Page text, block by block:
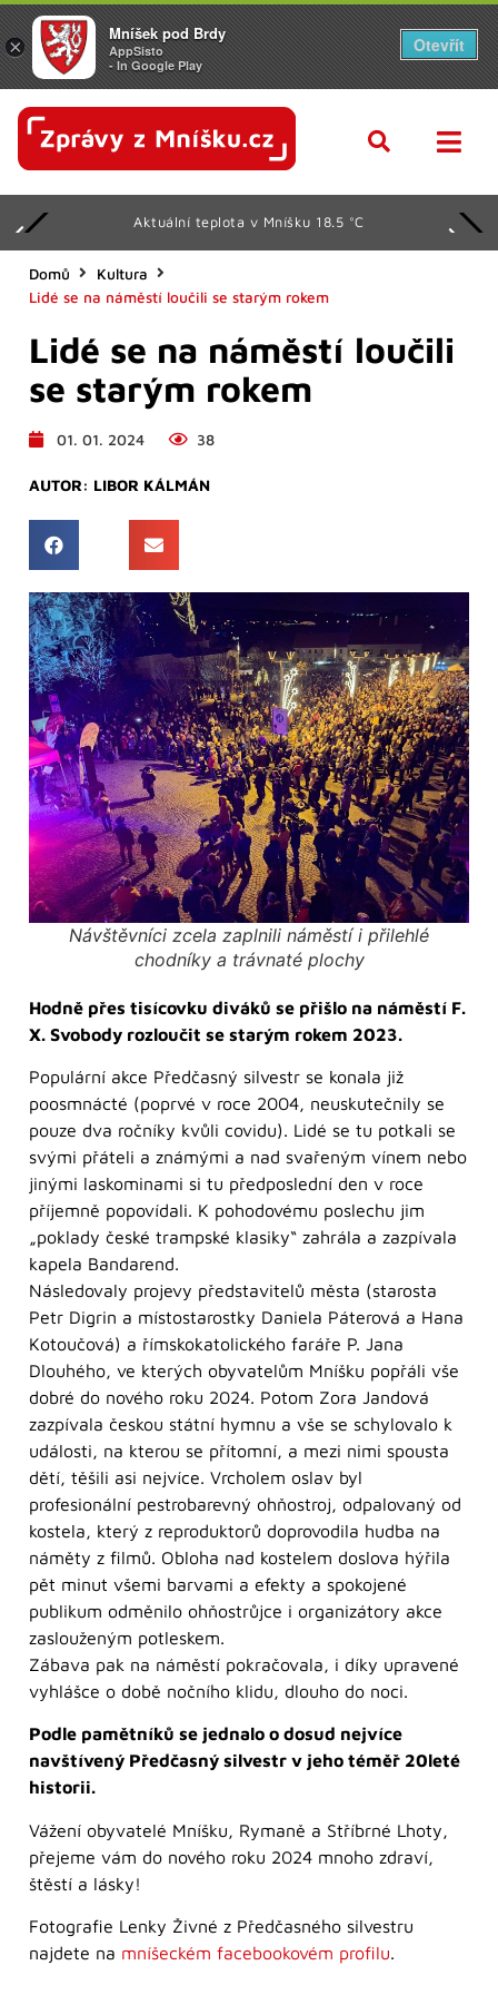
Aktuální teplota v Mníšku 18.5 °C
Domů
Kultura
Lidé se na náměstí loučili se starým rokem
Lidé se na náměstí loučili
se starým rokem
01. 01. 2024 38
AUTOR: LIBOR KÁLMÁN
Návštěvníci zcela zaplnili náměstí i přilehlé
chodníky a trávnaté plochy
Hodně přes tisícovku diváků se přišlo na náměstí F.
X. Svobody rozloučit se starým rokem 2023.
Populární akce Předčasný silvestr se konala již
poosmnácté (poprvé v roce 2004, neuskutečnily se
pouze dva ročníky kvůli covidu). Lidé se tu potkali se
svými přáteli a známými a nad svařeným vínem nebo
jinými laskominami si tu předposlední den v roce
příjemně popovídali. K pohodovému poslechu jim
„poklady české trampské klasiky“ zahrála a zazpívala
kapela Bandarend.
Následovaly projevy představitelů města (starosta
Petr Digrin a místostarostky Daniela Páterová a Hana
Kotoučová) a římskokatolického faráře P. Jana
Dlouhého, ve kterých obyvatelům Mníšku popřáli vše
dobré do nového roku 2024. Potom Zora Jandová
zazpívala českou státní hymnu a vše se schylovalo k
události, na kterou se přítomní, a mezi nimi spousta
dětí, těšili asi nejvíce. Vrcholem oslav byl
profesionální pestrobarevný ohňostroj, odpalovaný od
kostela, který z reproduktorů doprovodila hudba na
náměty z filmů. Obloha nad kostelem doslova hýřila
pět minut všemi barvami a efekty a spokojené
publikum odměnilo ohňostrůjce i organizátory akce
zaslouženým potleskem.
Zábava pak na náměstí pokračovala, i díky upravené
vyhlášce o době nočního klidu, dlouho do noci.
Podle pamětníků se jednalo o dosud nejvíce
navštívený Předčasný silvestr v jeho téměř 20leté
historii.
Vážení obyvatelé Mníšku, Rymaně a Stříbrné Lhoty,
přejeme vám do nového roku 2024 mnoho zdraví,
štěstí a lásky!
Fotografie Lenky Živné z Předčasného silvestru
najdete na mníšeckém facebookovém profilu.
×
Mníšek pod Brdy
AppSisto
- In Google Play
Otevřít